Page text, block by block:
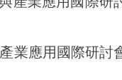
業應用國際研討